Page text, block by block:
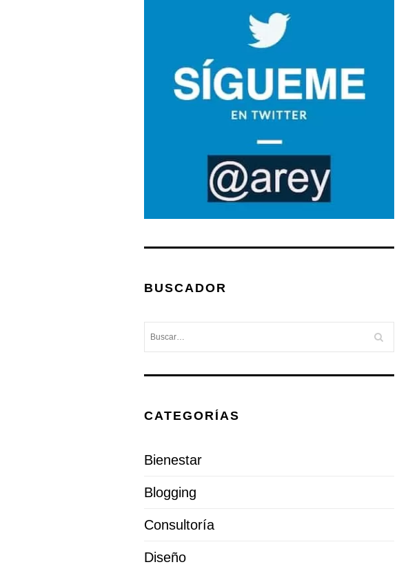
BUSCADOR
CATEGORÍAS
Bienestar
Blogging
Consultoría
Diseño